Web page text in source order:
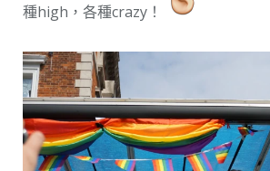
種high，各種crazy！